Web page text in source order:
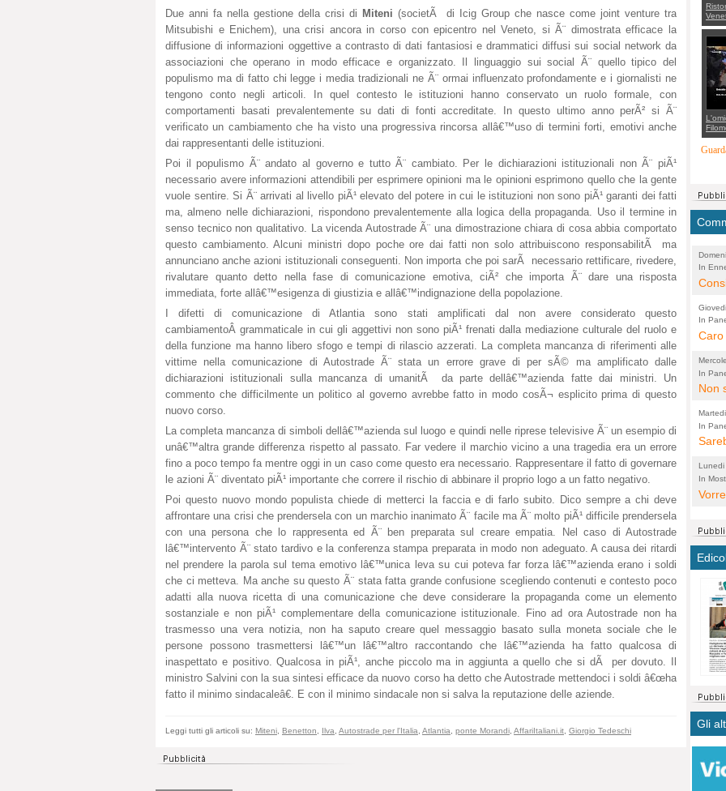
Due anni fa nella gestione della crisi di Miteni (societÃ di Icig Group che nasce come joint venture tra
Mitsubishi e Enichem), una crisi ancora in corso con epicentro nel Veneto, si Ã¨ dimostrata efficace la
diffusione di informazioni oggettive a contrasto di dati fantasiosi e drammatici diffusi sui social network da
associazioni che operano in modo efficace e organizzato. Il linguaggio sui social Ã¨ quello tipico del
populismo ma di fatto chi legge i media tradizionali ne Ã¨ ormai influenzato profondamente e i giornalisti ne
tengono conto negli articoli. In quel contesto le istituzioni hanno conservato un ruolo formale, con
comportamenti basati prevalentemente su dati di fonti accreditate. In questo ultimo anno perÃ² si Ã¨
verificato un cambiamento che ha visto una progressiva rincorsa allâ€™uso di termini forti, emotivi anche
dai rappresentanti delle istituzioni.
Poi il populismo Ã¨ andato al governo e tutto Ã¨ cambiato. Per le dichiarazioni istituzionali non Ã¨ piÃ¹
necessario avere informazioni attendibili per esprimere opinioni ma le opinioni esprimono quello che la gente
vuole sentire. Si Ã¨ arrivati al livello piÃ¹ elevato del potere in cui le istituzioni non sono piÃ¹ garanti dei fatti
ma, almeno nelle dichiarazioni, rispondono prevalentemente alla logica della propaganda. Uso il termine in
senso tecnico non qualitativo. La vicenda Autostrade Ã¨ una dimostrazione chiara di cosa abbia comportato
questo cambiamento. Alcuni ministri dopo poche ore dai fatti non solo attribuiscono responsabilitÃ ma
annunciano anche azioni istituzionali conseguenti. Non importa che poi sarÃ necessario rettificare, rivedere,
rivalutare quanto detto nella fase di comunicazione emotiva, ciÃ² che importa Ã¨ dare una risposta
immediata, forte allâ€™esigenza di giustizia e allâ€™indignazione della popolazione.
I difetti di comunicazione di Atlantia sono stati amplificati dal non avere considerato questo
cambiamentoÂ grammaticale in cui gli aggettivi non sono piÃ¹ frenati dalla mediazione culturale del ruolo e
della funzione ma hanno libero sfogo e tempi di rilascio azzerati. La completa mancanza di riferimenti alle
vittime nella comunicazione di Autostrade Ã¨ stata un errore grave di per sÃ© ma amplificato dalle
dichiarazioni istituzionali sulla mancanza di umanitÃ da parte dellâ€™azienda fatte dai ministri. Un
commento che difficilmente un politico al governo avrebbe fatto in modo cosÃ¬ esplicito prima di questo
nuovo corso.
La completa mancanza di simboli dellâ€™azienda sul luogo e quindi nelle riprese televisive Ã¨ un esempio di
unâ€™altra grande differenza rispetto al passato. Far vedere il marchio vicino a una tragedia era un errore
fino a poco tempo fa mentre oggi in un caso come questo era necessario. Rappresentare il fatto di governare
le azioni Ã¨ diventato piÃ¹ importante che correre il rischio di abbinare il proprio logo a un fatto negativo.
Poi questo nuovo mondo populista chiede di metterci la faccia e di farlo subito. Dico sempre a chi deve
affrontare una crisi che prendersela con un marchio inanimato Ã¨ facile ma Ã¨ molto piÃ¹ difficile prendersela
con una persona che lo rappresenta ed Ã¨ ben preparata sul creare empatia. Nel caso di Autostrade
lâ€™intervento Ã¨ stato tardivo e la conferenza stampa preparata in modo non adeguato. A causa dei ritardi
nel prendere la parola sul tema emotivo lâ€™unica leva su cui poteva far forza lâ€™azienda erano i soldi
che ci metteva. Ma anche su questo Ã¨ stata fatta grande confusione scegliendo contenuti e contesto poco
adatti alla nuova ricetta di una comunicazione che deve considerare la propaganda come un elemento
sostanziale e non piÃ¹ complementare della comunicazione istituzionale. Fino ad ora Autostrade non ha
trasmesso una vera notizia, non ha saputo creare quel messaggio basato sulla moneta sociale che le
persone possono trasmettersi lâ€™un lâ€™altro raccontando che lâ€™azienda ha fatto qualcosa di
inaspettato e positivo. Qualcosa in piÃ¹, anche piccolo ma in aggiunta a quello che si dÃ per dovuto. Il
ministro Salvini con la sua sintesi efficace da nuovo corso ha detto che Autostrade mettendoci i soldi â€œha
fatto il minimo sindacaleâ€. E con il minimo sindacale non si salva la reputazione delle aziende.
Leggi tutti gli articoli su: Miteni Benetton Ilva Autostrade per l'Italia Atlantia ponte Morandi AffariItaliani.it Giorgio Tedeschi
con
In
per
che
qui
PER
In
Caro
sono
(non
dal
Ora
la
ma
pace
In
Non
la
a
dei
In
città,
In
di
e
alta
Gli